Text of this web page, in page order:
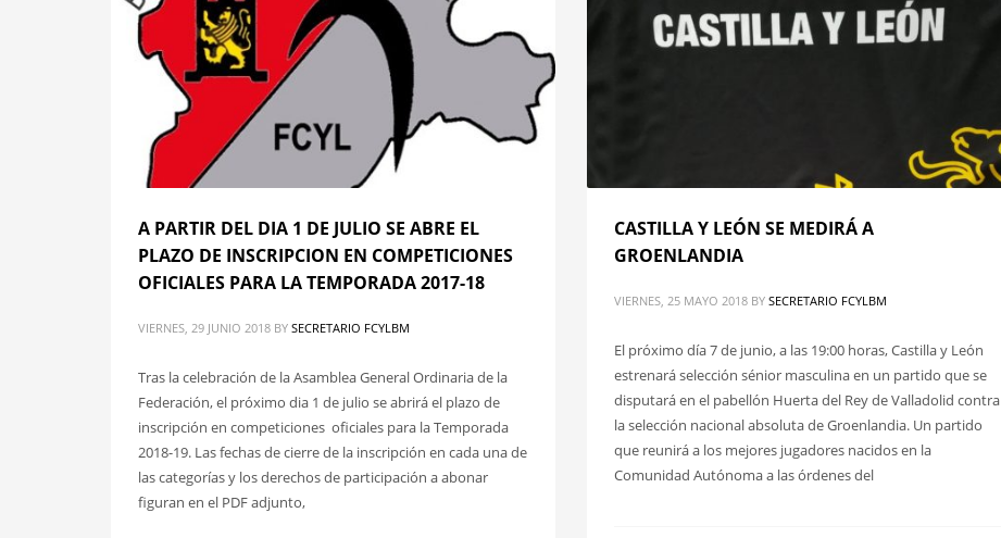
A PARTIR DEL DIA 1 DE JULIO SE ABRE EL
PLAZO DE INSCRIPCION EN COMPETICIONES
OFICIALES PARA LA TEMPORADA 2017-18
VIERNES, 29 JUNIO 2018 BY SECRETARIO FCYLBM
Tras la celebración de la Asamblea General Ordinaria de la
Federación, el próximo dia 1 de julio se abrirá el plazo de
inscripción en competiciones oficiales para la Temporada
2018-19. Las fechas de cierre de la inscripción en cada una de
las categorías y los derechos de participación a abonar
figuran en el PDF adjunto,
CASTILLA Y LEÓN SE MEDIRÁ A
GROENLANDIA
VIERNES, 25 MAYO 2018 BY SECRETARIO FCYLBM
El próximo día 7 de junio, a las 19:00 horas, Castilla y León
estrenará selección sénior masculina en un partido que se
disputará en el pabellón Huerta del Rey de Valladolid contra
la selección nacional absoluta de Groenlandia. Un partido
que reunirá a los mejores jugadores nacidos en la
Comunidad Autónoma a las órdenes del